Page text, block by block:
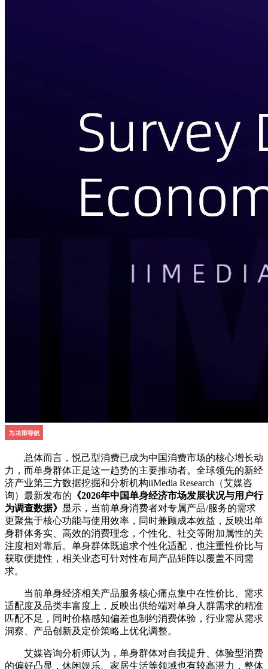
总体而言，悦己型消费已成为中国消费市场的核心增长动
力，而单身群体正是这一趋势的主要推动者。全球领先的新经
济产业第三方数据挖掘和分析机构iiMedia Research（艾媒咨
询）最新发布的 《2026年中国单身经济市场发展状况与用户行
为调查数据》 显示，当前单身消费者对专属产品/服务的需求
更聚焦于核心功能与使用效率，同时兼顾成本效益，反映出单
身群体务实、高效的消费理念，个性化、社交等附加属性的关
注度相对靠后。单身群体既追求个性化适配，也注重性价比与
获取便捷性，相关业态可针对性布局产品矩阵以覆盖不同需
求。
当前单身经济相关产品服务核心痛点集中在性价比、需求
适配度及品类丰富度上，反映出供给端对单身人群需求的精准
匹配不足，同时价格感知偏差也制约消费体验，行业需从需求
洞察、产品创新及定价策略上优化调整。
艾媒咨询分析师认为，单身群体对自我提升、体验型消费
的偏好凸显，休闲娱乐、家居生活等领域也有较高潜力，整体